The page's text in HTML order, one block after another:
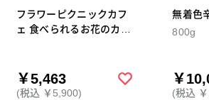
フラワーピクニックカフ
ェ 食べられるお花のカッ
￥5,463
(税込 ￥5,900)
無着色
800g
￥
(税込